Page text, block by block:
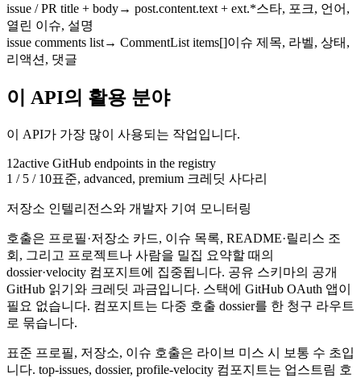
issue / PR title + body→ post.content.text + ext.*스타, 포크, 언어,
열린 이슈, 설명
issue comments list→ CommentList items[]이슈 제목, 라벨, 상태,
리액션, 댓글
이 API의 활용 분야
이 API가 가장 많이 사용되는 작업입니다.
12active GitHub endpoints in the registry
1 / 5 / 10표준, advanced, premium 크레딧 사다리
저장소 인텔리전스와 개발자 기여 모니터링
호출은 프로필·저장소 카드, 이슈 목록, README·릴리스 조
회, 그리고 프로젝트나 사람을 밀집 요약할 때의
dossier·velocity 컴포지트에 집중됩니다. 공유 스키마의 공개
GitHub 읽기와 크레딧 과금입니다. 스택에 GitHub OAuth 앱이
필요 없습니다. 컴포지트는 다중 호출 dossier를 한 청구 라우트
로 묶습니다.
표준 프로필, 저장소, 이슈 호출은 라이브 미스 시 보통 수 초입
니다. top-issues, dossier, profile-velocity 컴포지트는 업스트림 호